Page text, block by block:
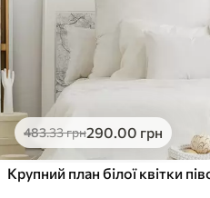
483.33грн290.00 грн